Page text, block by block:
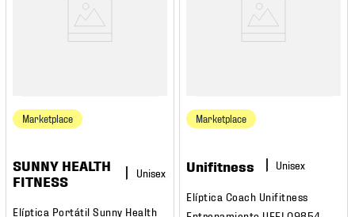
Marketplace
SUNNY HEALTH
FITNESS
Elíptica Portátil Sunny Health
Marketplace
Unifitness
Elíptica Coach Unifitness